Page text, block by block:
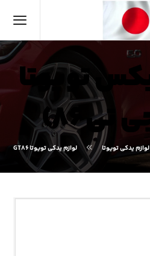
تویوتا
لوازم یدکی تویوتا لوازم یدکی تویوتا GT۸۶